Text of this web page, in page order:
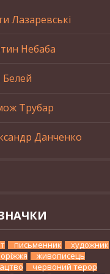
Лазаревські
Небаба
Белей
Трубар
Данченко
письменник
художник
живописець
червоний терор